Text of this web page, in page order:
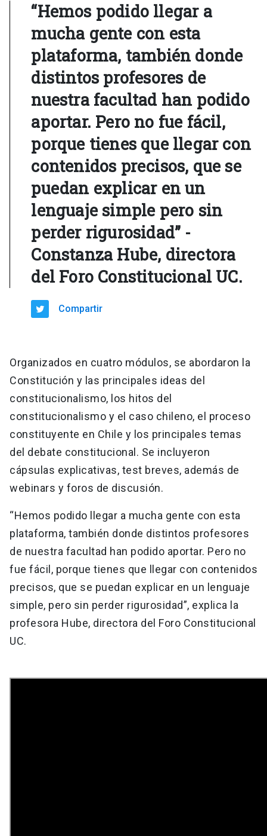
“Hemos podido llegar a
mucha gente con esta
plataforma, también donde
distintos profesores de
nuestra facultad han podido
aportar. Pero no fue fácil,
porque tienes que llegar con
contenidos precisos, que se
puedan explicar en un
lenguaje simple pero sin
perder rigurosidad” -
Constanza Hube, directora
del Foro Constitucional UC.
Compartir
Organizados en cuatro módulos, se abordaron la
Constitución y las principales ideas del
constitucionalismo, los hitos del
constitucionalismo y el caso chileno, el proceso
constituyente en Chile y los principales temas
del debate constitucional. Se incluyeron
cápsulas explicativas, test breves, además de
webinars y foros de discusión.
“Hemos podido llegar a mucha gente con esta
plataforma, también donde distintos profesores
de nuestra facultad han podido aportar. Pero no
fue fácil, porque tienes que llegar con contenidos
precisos, que se puedan explicar en un lenguaje
simple, pero sin perder rigurosidad”, explica la
profesora Hube, directora del Foro Constitucional
UC.